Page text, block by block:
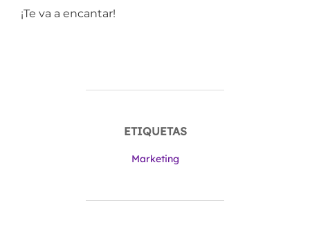
¡Te va a encantar!
ETIQUETAS
Marketing